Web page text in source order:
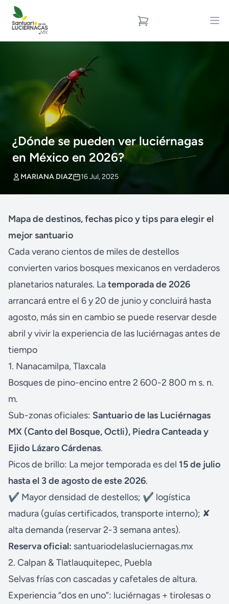
¿Dónde se pueden ver luciérnagas
en México en 2026?
MARIANA DIAZ 16 Jul, 2025
Mapa de destinos, fechas pico y tips para elegir el
mejor santuario
Cada verano cientos de miles de destellos
convierten varios bosques mexicanos en verdaderos
planetarios naturales. Latemporada de 2026
arrancará entre el 6 y 20 de junio y concluirá hasta
agosto, más sin en cambio se puede reservar desde
abril y vivir la experiencia de las luciérnagas antes de
tiempo
1. Nanacamilpa, Tlaxcala
Bosques de pino-encino entre 2 600-2 800 m s. n.
m.
Sub-zonas oficiales: Santuario de las Luciérnagas
MX (Canto del Bosque, Octli), Piedra Canteada y
Ejido Lázaro Cárdenas.
Picos de brillo: La mejor temporada es del 15 de julio
hasta el 3 de agosto de este 2026.
✔ Mayor densidad de destellos; ✔ logística
madura (guías certificados, transporte interno); ✘
alta demanda (reservar 2-3 semana antes).
Reserva oficial: santuariodelasluciernagas.mx
2. Calpan & Tlatlauquitepec, Puebla
Selvas frías con cascadas y cafetales de altura.
Experiencia “dos en uno”: luciérnagas + tirolesas o